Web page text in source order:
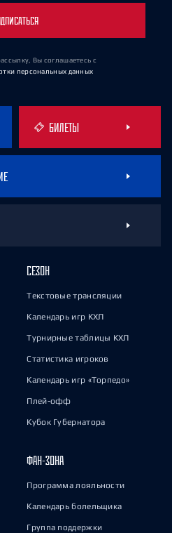
Вы соглашаетесь с
персональных данных
БИЛЕТЫ
СЕЗОН
Текстовые трансляции
Календарь игр КХЛ
Турнирные таблицы КХЛ
Статистика игроков
Календарь игр «Торпедо»
Плей-офф
Кубок Губернатора
ФАН-ЗОНА
Программа лояльности
Календарь болельщика
Группа поддержки